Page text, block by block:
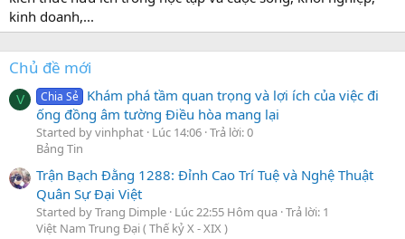
kinh doanh,...
Chủ đề mới
V Chia Sẻ Khám phá tầm quan trọng và lợi ích của việc đi
ống đồng âm tường Điều hòa mang lại
Started by vinhphat Lúc 14:06 Trả lời: 0
Bảng Tin
Trận Bạch Đằng 1288: Đỉnh Cao Trí Tuệ và Nghệ Thuật
Quân Sự Đại Việt
Started by Trang Dimple Lúc 22:55 Hôm qua Trả lời: 1
Việt Nam Trung Đại ( Thế kỷ X - XIX )